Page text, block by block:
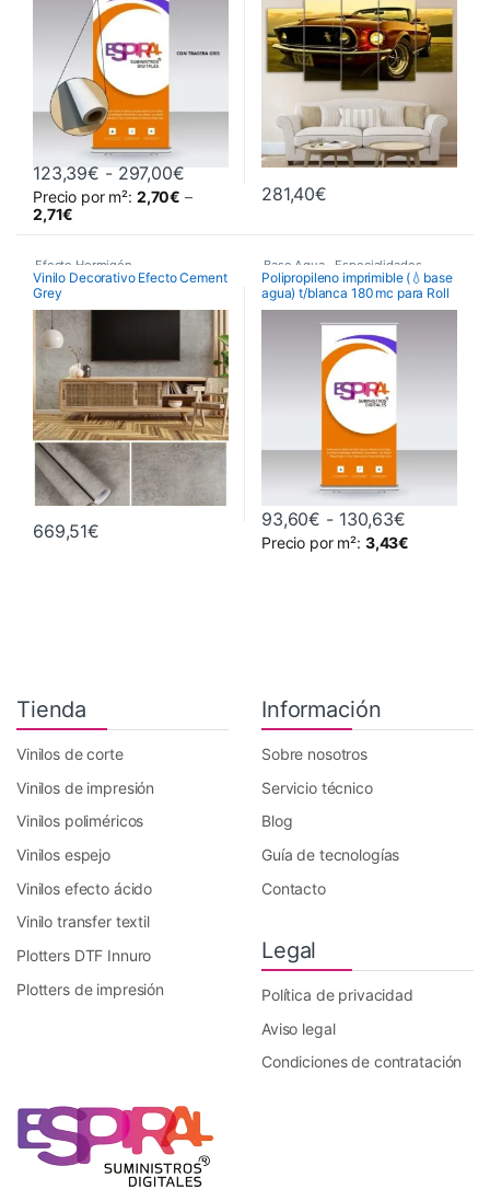
123,39€ - 297,00€Rango de precios: desde 123,39€
Precio por m²: 2,70€ –
2,71€
Este producto tiene múltiples variantes. Las opciones se
281,40€
Efecto Hormigón
Especialidades
Vinilo Decorativo
Vinilo Decorativo Efecto Cement
Grey
669,51€
Base Agua Especialidades
Polipropileno ROLL UP
Polipropileno imprimible (💧base
agua) t/blanca 180 mc para Roll
up
93,60€ - 130,63€Rango de
Precio por m²: 3,43€
Este producto tiene múltiples
Tienda
Vinilos de corte
Vinilos de impresión
Vinilos poliméricos
Vinilos espejo
Vinilos efecto ácido
Vinilo transfer textil
Plotters DTF Innuro
Plotters de impresión
Información
Sobre nosotros
Servicio técnico
Blog
Guía de tecnologías
Contacto
Legal
Política de privacidad
Aviso legal
Condiciones de contratación